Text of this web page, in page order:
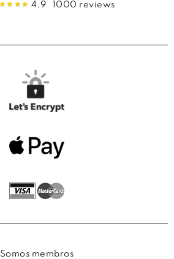
4,9 1000 reviews
Somos membros